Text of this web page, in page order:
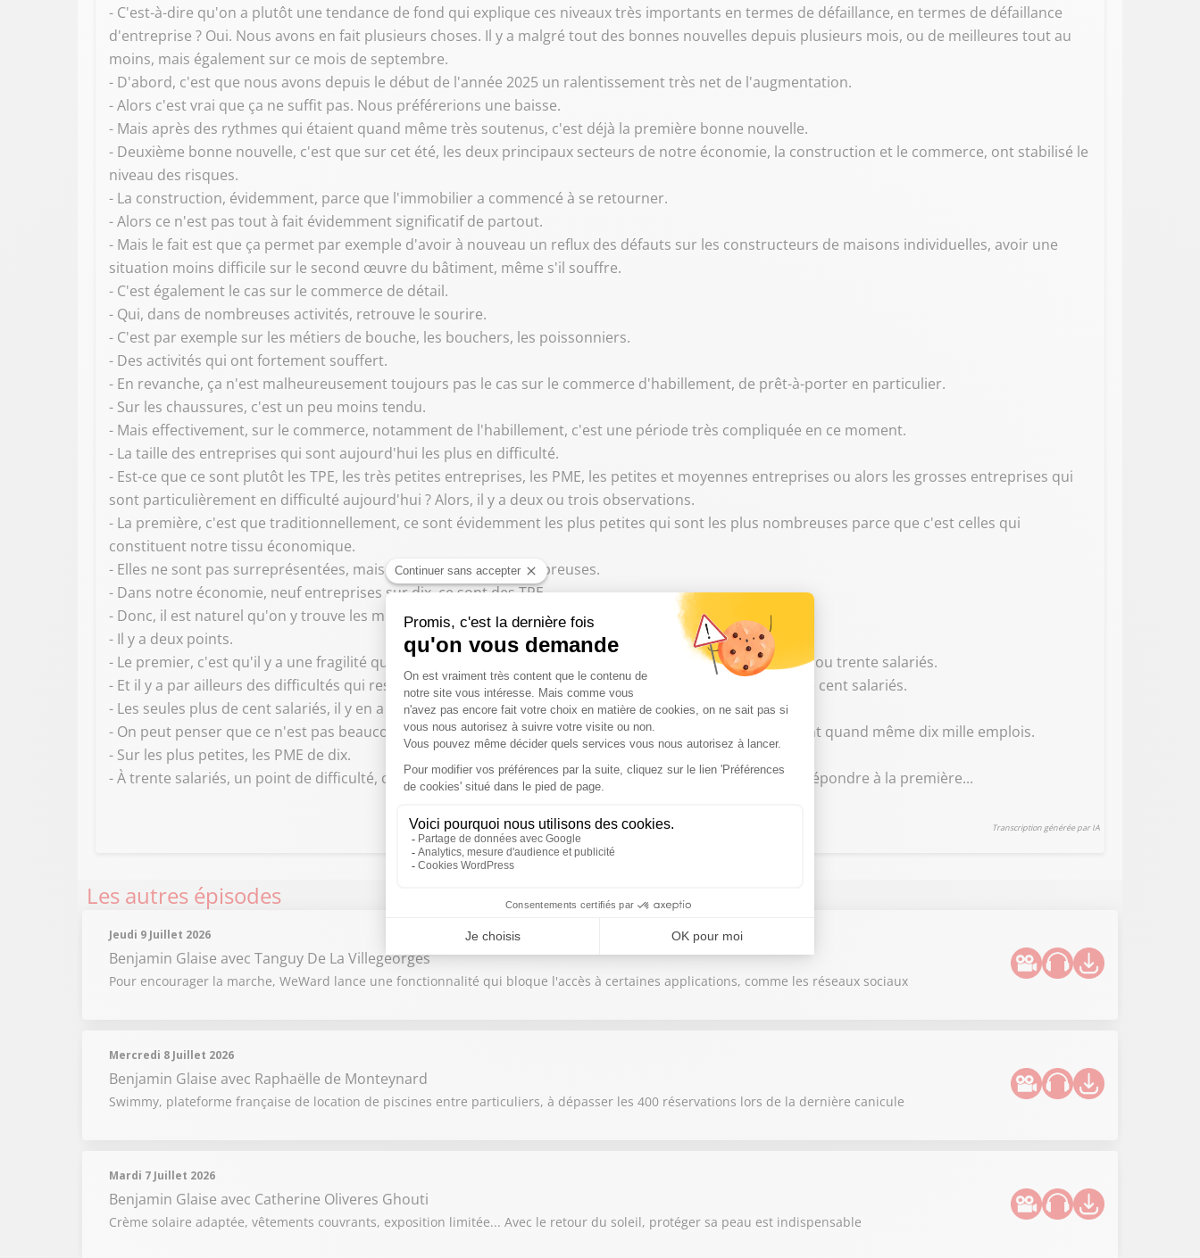
- C'est-à-dire qu'on a plutôt une tendance de fond qui explique ces niveaux très importants en termes de défaillance, en termes de défaillance
d'entreprise ? Oui. Nous avons en fait plusieurs choses. Il y a malgré tout des bonnes nouvelles depuis plusieurs mois, ou de meilleures tout au
moins, mais également sur ce mois de septembre.
- D'abord, c'est que nous avons depuis le début de l'année 2025 un ralentissement très net de l'augmentation.
- Alors c'est vrai que ça ne suffit pas. Nous préférerions une baisse.
- Mais après des rythmes qui étaient quand même très soutenus, c'est déjà la première bonne nouvelle.
- Deuxième bonne nouvelle, c'est que sur cet été, les deux principaux secteurs de notre économie, la construction et le commerce, ont stabilisé le
niveau des risques.
- La construction, évidemment, parce que l'immobilier a commencé à se retourner.
- Alors ce n'est pas tout à fait évidemment significatif de partout.
- Mais le fait est que ça permet par exemple d'avoir à nouveau un reflux des défauts sur les constructeurs de maisons individuelles, avoir une
situation moins difficile sur le second œuvre du bâtiment, même s'il souffre.
- C'est également le cas sur le commerce de détail.
- Qui, dans de nombreuses activités, retrouve le sourire.
- C'est par exemple sur les métiers de bouche, les bouchers, les poissonniers.
- Des activités qui ont fortement souffert.
- En revanche, ça n'est malheureusement toujours pas le cas sur le commerce d'habillement, de prêt-à-porter en particulier.
- Sur les chaussures, c'est un peu moins tendu.
- Mais effectivement, sur le commerce, notamment de l'habillement, c'est une période très compliquée en ce moment.
- La taille des entreprises qui sont aujourd'hui les plus en difficulté.
- Est-ce que ce sont plutôt les TPE, les très petites entreprises, les PME, les petites et moyennes entreprises ou alors les grosses entreprises qui
sont particulièrement en difficulté aujourd'hui ? Alors, il y a deux ou trois observations.
- La première, c'est que traditionnellement, ce sont évidemment les plus petites qui sont les plus nombreuses parce que c'est celles qui
constituent notre tissu économique.
- Elles ne sont pas surreprésentées, mais elles sont les plus nombreuses.
- Dans notre économie, neuf entreprises sur dix, ce sont des TPE.
- Donc, il est naturel qu'on y trouve les mêmes proportions.
- Il y a deux points.
- Le premier, c'est qu'il y a une fragilité qui s'accélère sur les petites PME, sur les structures de dix à vingt ou trente salariés.
- Et il y a par ailleurs des difficultés qui restent nombreuses, fortes, sur les plus grandes, celles de plus de cent salariés.
- Les seules plus de cent salariés, il y en a 46 sur ce trimestre.
- On peut penser que ce n'est pas beaucoup, mais elles seules, elles portent quand même, elles menacent quand même dix mille emplois.
- Sur les plus petites, les PME de dix.
- À trente salariés, un point de difficulté, c'est que bien sûr, il y a un retournement de conjoncture pour répondre à la première...
Transcription générée par IA
Les autres épisodes
Jeudi 9 Juillet 2026
Benjamin Glaise avec Tanguy De La Villegeorges
Pour encourager la marche, WeWard lance une fonctionnalité qui bloque l'accès à certaines applications, comme les réseaux sociaux
Mercredi 8 Juillet 2026
Benjamin Glaise avec Raphaëlle de Monteynard
Swimmy, plateforme française de location de piscines entre particuliers, à dépasser les 400 réservations lors de la dernière canicule
Mardi 7 Juillet 2026
Benjamin Glaise avec Catherine Oliveres Ghouti
Crème solaire adaptée, vêtements couvrants, exposition limitée... Avec le retour du soleil, protéger sa peau est indispensable